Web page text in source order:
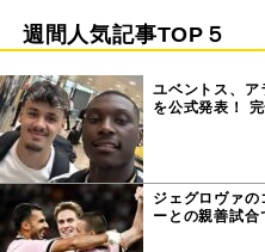
週間人気記事TOP５
ユベントス、ア
を公式発表！
ジェグロヴァ
ーとの親善試合